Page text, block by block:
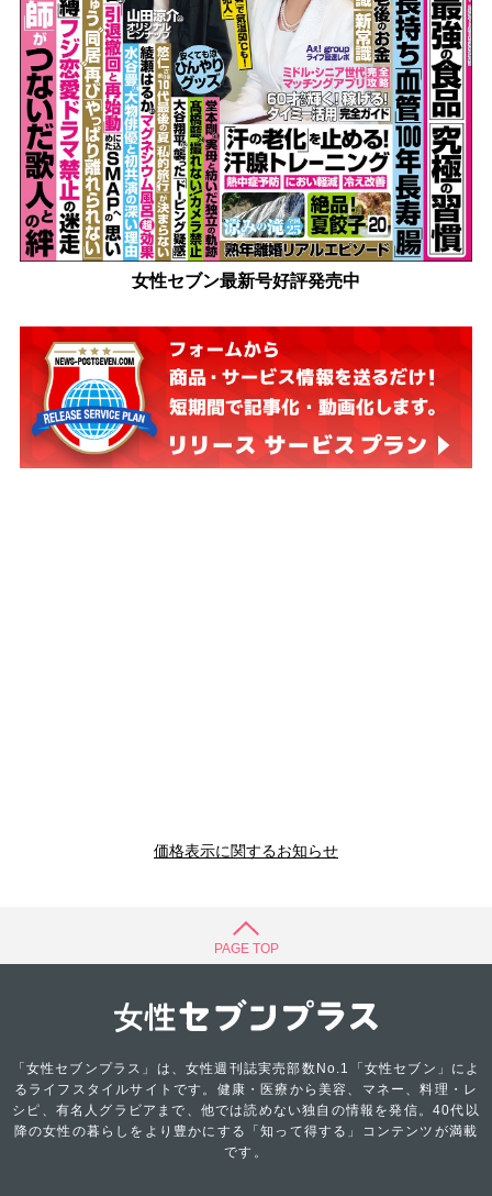
女性セブン最新号好評発売中
価格表示に関するお知らせ
PAGE TOP
「女性セブンプラス」は、女性週刊誌実売部数No.1「女性セブン」によ
るライフスタイルサイトです。健康・医療から美容、マネー、料理・レ
シピ、有名人グラビアまで、他では読めない独自の情報を発信。40代以
降の女性の暮らしをより豊かにする「知って得する」コンテンツが満載
です。